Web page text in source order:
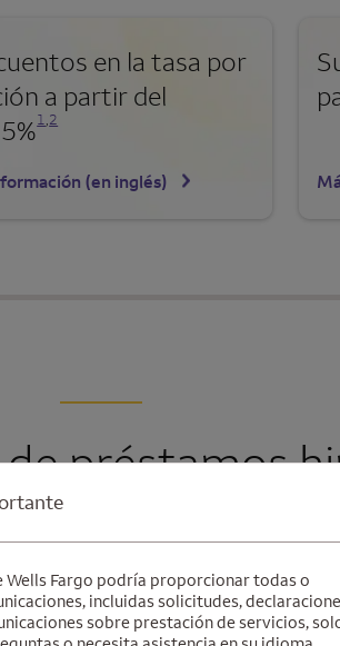
en la tasa por
a partir del
Se abre una modalidad para nota al pie
1,
Se abre una modalidad para nota al pie
2
(en inglés)
préstamos
casa
Wells Fargo podría proporcionar todas o
incluidas solicitudes,
sobre prestación de servicios,